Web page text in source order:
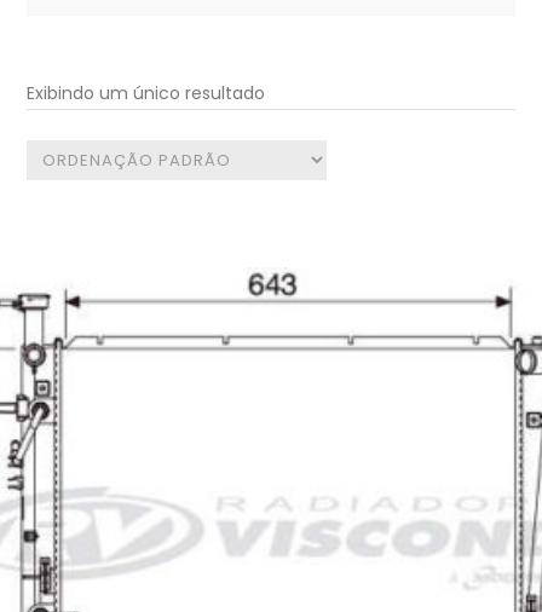
Exibindo um único resultado